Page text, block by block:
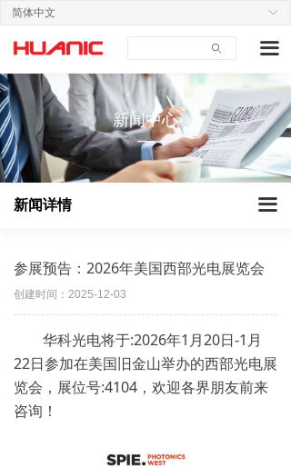
ꄙ 끀
首页
关于我们
产品中心
应用案例
技术支持
联系我们
ꀅ
简体中文
参展预告：2026年美国西部光电展览会
华科光电将于:2026年1月20日-1月
22日参加在美国旧金山举办的西部光电展
览会，展位号:4104，欢迎各界朋友前来
咨询！
新闻中心
—
끀
企业动态
行业新闻
展会新闻
新闻详情
创建时间： 2025-12-03